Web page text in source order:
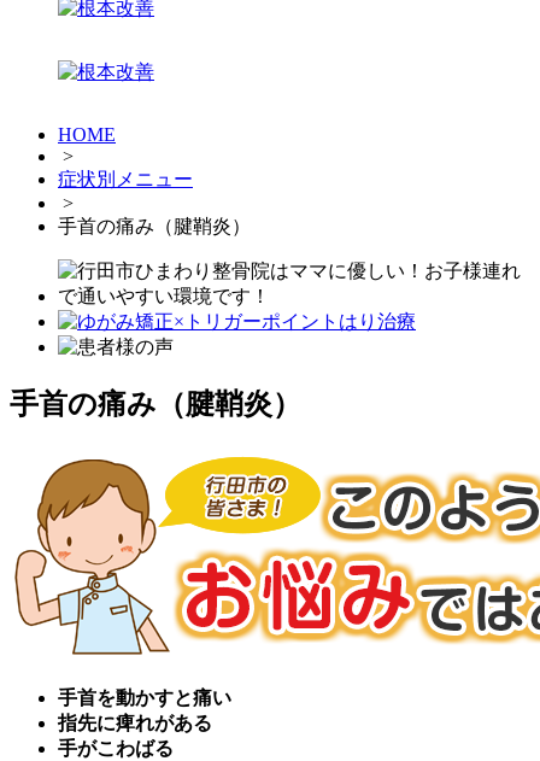
HOME
>
症状別メニュー
>
手首の痛み（腱鞘炎）
手首の痛み（腱鞘炎）
手首を動かすと痛い
指先に痺れがある
手がこわばる